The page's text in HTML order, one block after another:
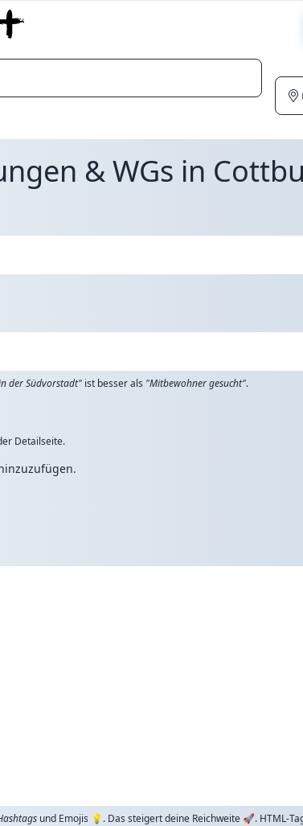
& WGs in
der Südvorstadt" ist besser als "Mitbewohner gesucht".
Detailseite.
und Emojis 💡. Das steigert deine Reichweite 🚀. HTML-